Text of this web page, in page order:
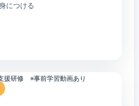
につける